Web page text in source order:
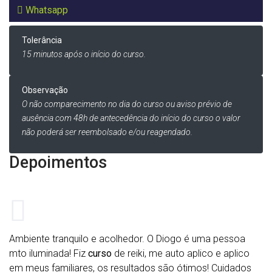
Whatsapp
Tolerância
15 minutos após o início do curso.
Observação
O não comparecimento no dia do curso ou aviso prévio de
ausência com 48h de antecedência do início do curso o valor
não poderá ser reembolsado e/ou reagendado.
Depoimentos
Ambiente tranquilo e acolhedor. O Diogo é uma pessoa
mto iluminada! Fiz curso de reiki, me auto aplico e aplico
em meus familiares, os resultados são ótimos! Cuidados